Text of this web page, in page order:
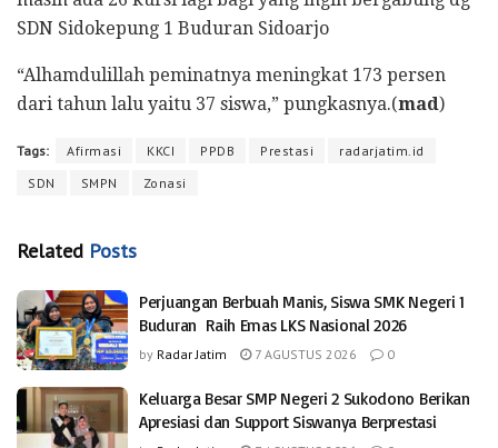
SDN Sidokepung 1 Buduran Sidoarjo
“Alhamdulillah peminatnya meningkat 173 persen
dari tahun lalu yaitu 37 siswa,” pungkasnya.(mad)
Tags: Afirmasi KKCI PPDB Prestasi
radarjatim.id
SDN
SMPN Zonasi
Related Posts
Perjuangan Berbuah Manis, Siswa SMK Negeri 1
Buduran Raih Emas LKS Nasional 2026
by Radar Jatim 7 AGUSTUS 2026 0
Keluarga Besar SMP Negeri 2 Sukodono Berikan
Apresiasi dan Support Siswanya Berprestasi